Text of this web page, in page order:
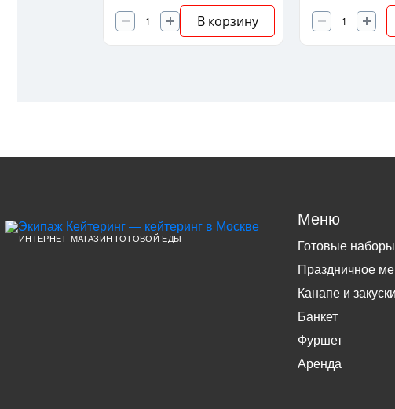
В корзину
ИНТЕРНЕТ-МАГАЗИН ГОТОВОЙ ЕДЫ
Меню
Готовые наборы
Праздничное
Канапе и закуски
Банкет
Фуршет
Аренда